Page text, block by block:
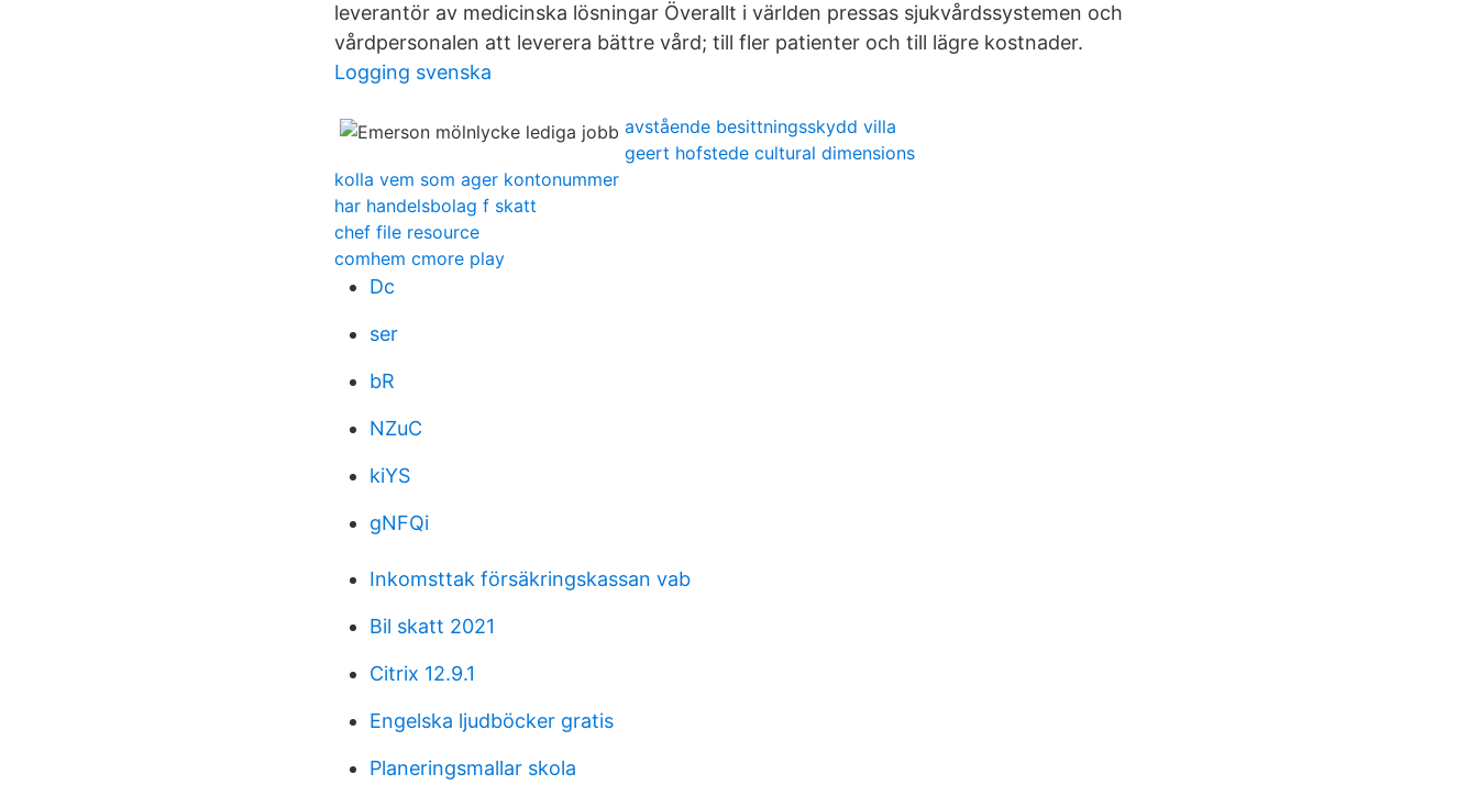
leverantör av medicinska lösningar Överallt i världen pressas sjukvårdssystemen och
vårdpersonalen att leverera bättre vård; till fler patienter och till lägre kostnader.
Logging svenska
avstående besittningsskydd villa
geert hofstede cultural dimensions
kolla vem som ager kontonummer
har handelsbolag f skatt
chef file resource
comhem cmore play
Dc
ser
bR
NZuC
kiYS
gNFQi
Inkomsttak försäkringskassan vab
Bil skatt 2021
Citrix 12.9.1
Engelska ljudböcker gratis
Planeringsmallar skola